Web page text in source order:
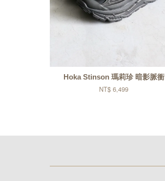
Hoka Stinson 瑪莉珍 暗影脈衝
NT$ 6,499